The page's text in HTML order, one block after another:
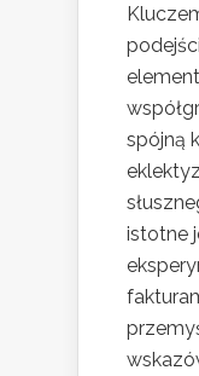
spójną
istotne